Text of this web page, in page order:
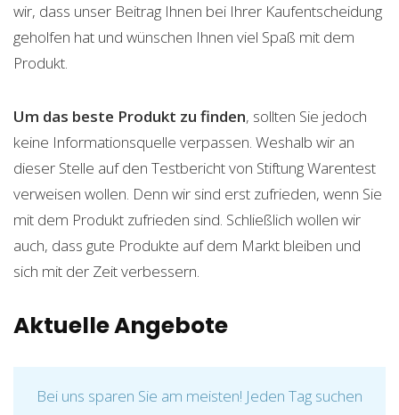
wir, dass unser Beitrag Ihnen bei Ihrer Kaufentscheidung
geholfen hat und wünschen Ihnen viel Spaß mit dem
Produkt.
Um das beste Produkt zu finden, sollten Sie jedoch
keine Informationsquelle verpassen. Weshalb wir an
dieser Stelle auf den Testbericht von Stiftung Warentest
verweisen wollen. Denn wir sind erst zufrieden, wenn Sie
mit dem Produkt zufrieden sind. Schließlich wollen wir
auch, dass gute Produkte auf dem Markt bleiben und
sich mit der Zeit verbessern.
Aktuelle Angebote
Bei uns sparen Sie am meisten! Jeden Tag suchen